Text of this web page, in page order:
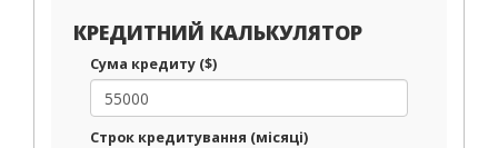
КРЕДИТНИЙ КАЛЬКУЛЯТОР
Сума кредиту ($)
Строк кредитування (місяці)